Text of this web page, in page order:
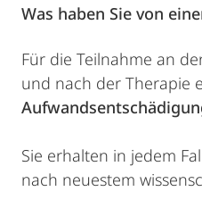
Was haben Sie von
Für die Teilnahme an
und nach der Therapie
Sie erhalten in jedem
nach neuestem